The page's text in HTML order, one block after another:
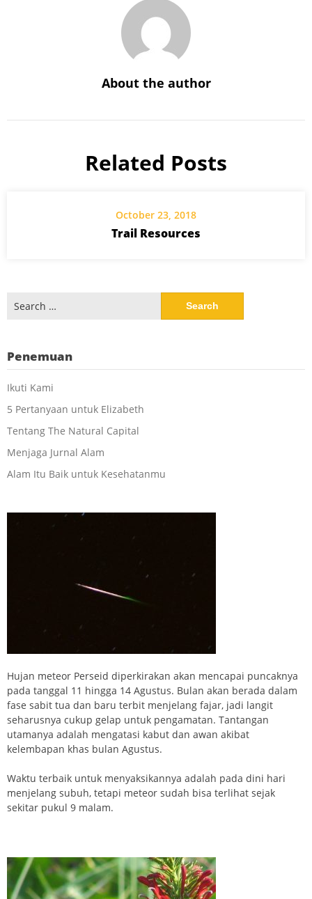
About the author
Related Posts
October 23, 2018
Trail Resources
for:
Penemuan
Ikuti Kami
5 Pertanyaan untuk Elizabeth
Tentang The Natural Capital
Menjaga Jurnal Alam
Alam Itu Baik untuk Kesehatanmu
Hujan meteor Perseid diperkirakan akan mencapai puncaknya
pada tanggal 11 hingga 14 Agustus. Bulan akan berada dalam
fase sabit tua dan baru terbit menjelang fajar, jadi langit
seharusnya cukup gelap untuk pengamatan. Tantangan
utamanya adalah mengatasi kabut dan awan akibat
kelembapan khas bulan Agustus.
Waktu terbaik untuk menyaksikannya adalah pada dini hari
menjelang subuh, tetapi meteor sudah bisa terlihat sejak
sekitar pukul 9 malam.